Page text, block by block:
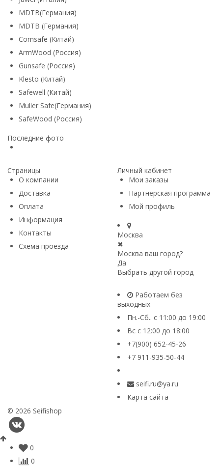
MDTB(Германия)
MDTB (Германия)
Comsafe (Китай)
ArmWood (Россия)
Gunsafe (Россия)
Klesto (Китай)
Safewell (Китай)
Muller Safe(Германия)
SafeWood (Россия)
Последние фото
Страницы
О компании
Доставка
Оплата
Информация
Контакты
Схема проезда
Личный кабинет
Мои заказы
Партнерская программа
Мой профиль
Москва
✖
Москва ваш город?
Да
Выбрать другой город
Работаем без
выходных
Пн.-Сб.. с 11:00 до 19:00
Вс с 12:00 до 18:00
+7(900) 652-45-26
+7 911-935-50-44
seifi.ru@ya.ru
Карта сайта
© 2026 Seifishop
0
0